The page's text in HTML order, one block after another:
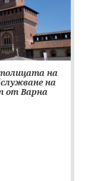
на
на
от Варна